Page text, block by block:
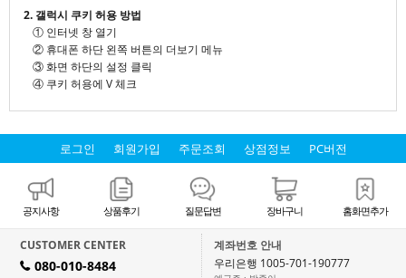
2. 갤럭시 쿠키 허용 방법
① 인터넷 창 열기
② 휴대폰 하단 왼쪽 버튼의 더보기 메뉴
③ 화면 하단의 설정 클릭
④ 쿠키 허용에 V 체크
로그인 회원가입 주문조회 상점정보 PC버전
공지사항 상품후기 질문답변 장바구니 홈화면추가
CUSTOMER CENTER
H 080-010-8484
계좌번호 안내
우리은행 1005-701-190777